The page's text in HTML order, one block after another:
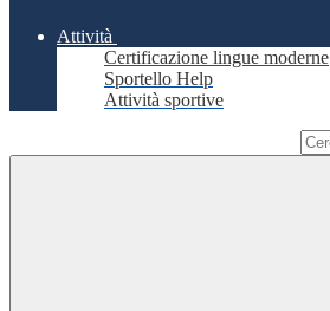
Attività
Certificazione lingue moderne
Sportello Help
Attività sportive